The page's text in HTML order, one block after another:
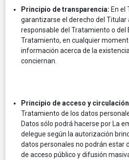
Principio de transparencia: En el
garantizarse el derecho del Titular
responsable del Tratamiento o del
Tratamiento, en cualquier
información acerca de la
conciernan.
Principio de acceso y
Tratamiento de los datos
Datos sólo podrá hacerse por La
delegue según la autorización
datos personales no podrán estar
de acceso público y difusión